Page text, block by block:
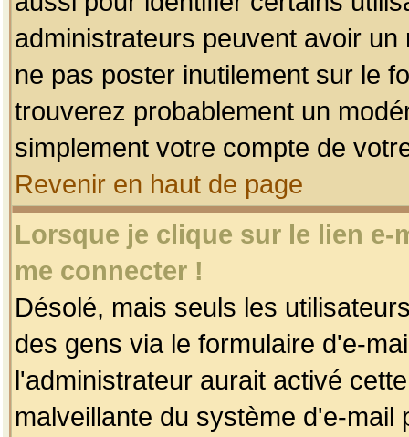
administrateurs peuvent avoir
ne pas poster inutilement sur le
trouverez probablement un
simplement votre compte de
Revenir en haut de page
Lorsque je clique sur le lien
me connecter !
Désolé, mais seuls les
des gens via le formulaire d'e-
l'administrateur aurait activé
malveillante du système d'e-